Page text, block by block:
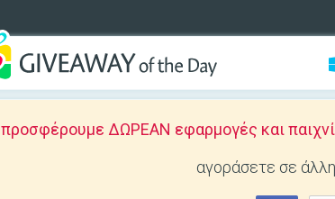
προσφέρουμε ΔΩΡΕΑΝ εφαρμογές και
αγοράσετε σε